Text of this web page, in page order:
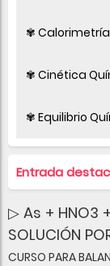
✾ Calorimetría
✾ Cinética
✾ Equilibrio
Entrada
▷ As + HNO3
SOLUCIÓN
CURSO PARA